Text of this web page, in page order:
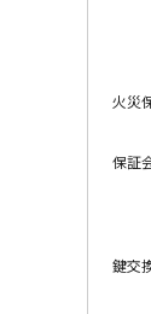
火災
保証
鍵交